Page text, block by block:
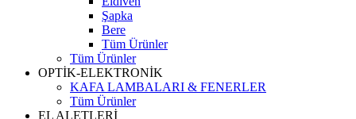
Şapka
Bere
Tüm Ürünler
Tüm Ürünler
OPTİK-ELEKTRONİK
KAFA LAMBALARI & FENERLER
Tüm Ürünler
EL ALETLERİ